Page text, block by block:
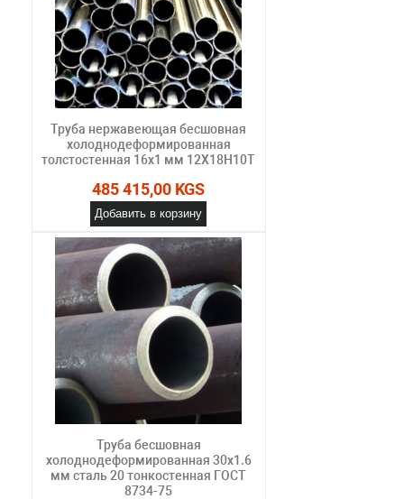
Труба нержавеющая бесшовная
холоднодеформированная
толстостенная 16х1 мм 12Х18Н10Т
485 415,00 KGS
Добавить в корзину
Труба бесшовная
холоднодеформированная 30х1.6
мм сталь 20 тонкостенная ГОСТ
8734-75